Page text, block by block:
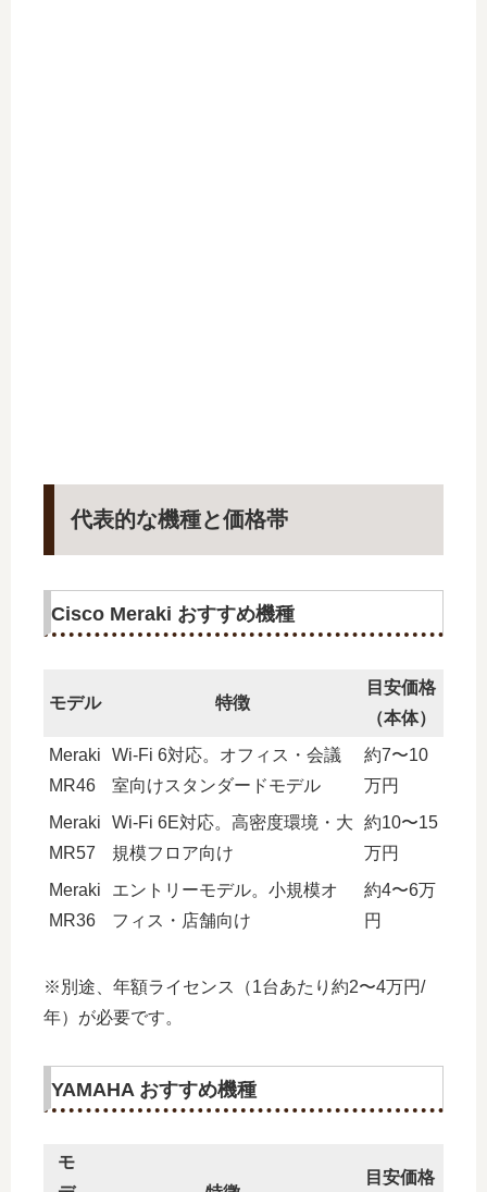
代表的な機種と価格帯
Cisco Meraki おすすめ機種
モデル 特徴
目安価格
（本体）
Meraki
MR46
Wi-Fi 6対応。オフィス・会議
室向けスタンダードモデル
約7〜10
万円
Meraki
MR57
Wi-Fi 6E対応。高密度環境・大
規模フロア向け
約10〜15
万円
Meraki
MR36
エントリーモデル。小規模オ
フィス・店舗向け
約4〜6万
円
※別途、年額ライセンス（1台あたり約2〜4万円/
年）が必要です。
YAMAHA おすすめ機種
モ
目安価格